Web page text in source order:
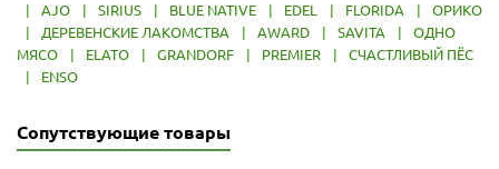
AJO SIRIUS BLUE NATIVE EDEL FLORIDA
ОРИКО
ДЕРЕВЕНСКИЕ ЛАКОМСТВА AWARD SAVITA
ОДНО
МЯСО
ELATO GRANDORF PREMIER
СЧАСТЛИВЫЙ ПЁС
ENSO
Сопутствующие товары